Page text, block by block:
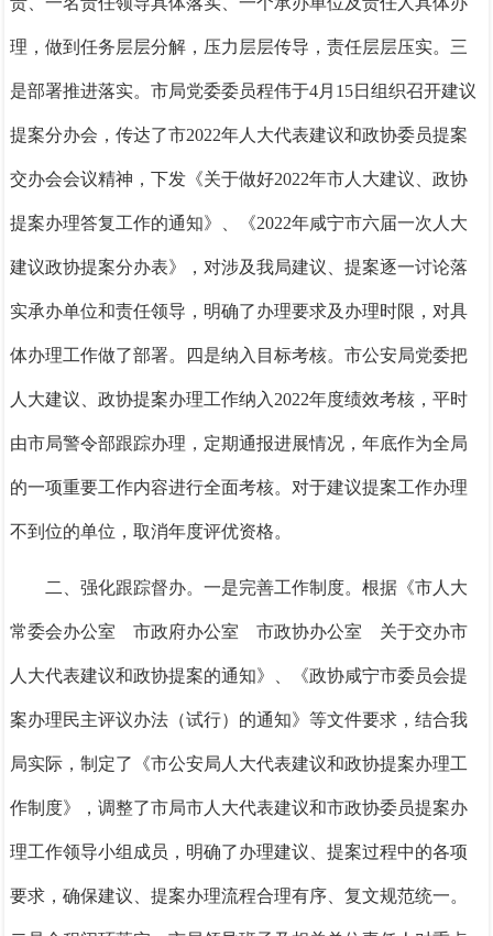
理，做到任务层层分解，压力层层传导，责任层层压实。 三
是部署推进落实。市局党委委员程伟于4月15日组织召开建议
提案分办会，传达了市2022年人大代表建议和政协委员提案
交办会会议精神，下发《关于做好2022年市人大建议、政协
提案办理答复工作的通知》、《2022年咸宁市六届一次人大
建议政协提案分办表》，对涉及我局建议、提案逐一讨论落
实承办单位和责任领导，明确了办理要求及办理时限，对具
体办理工作做了部署。 四是纳入目标考核。市公安局党委把
人大建议、政协提案办理工作纳入2022年度绩效考核，平时
由市局警令部跟踪办理，定期通报进展情况，年底作为全局
的一项重要工作内容进行全面考核。 对于建议提案工作办理
不到位的单位，取消年度评优资格。
二、强化跟踪督办。一是完善工作制度。根据《市人大
常委会办公室 市政府办公室 市政协办公室 关于交办市
人大代表建议和政协提案的通知》、《政协咸宁市委员会提
案办理民主评议办法（试行）的通知》等文件要求，结合我
局实际，制定了《市公安局人大代表建议和政协提案办理工
作制度》，调整了市局市人大代表建议和市政协委员提案办
理工作领导小组成员，明确了办理建议、提案过程中的各项
要求，确保建议、提案办理流程合理有序、复文规范统一。